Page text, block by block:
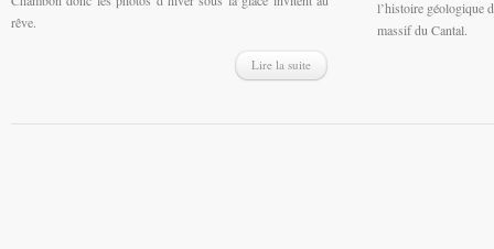
rêve.
Lire la suite
l’histoire géologique
massif du Cantal.